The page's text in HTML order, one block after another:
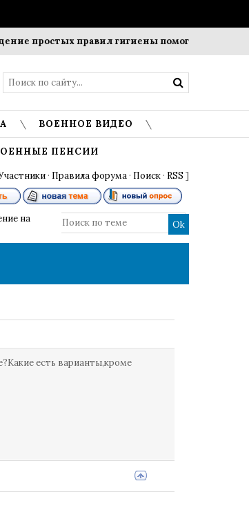
простых правил гигиены помогает
ВОЕННОЕ ВИДЕО
ПЕНСИИ
· Правила форума · Поиск · RSS ]
на
есть варианты,кроме